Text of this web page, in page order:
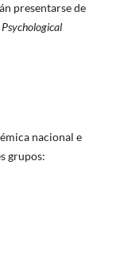
presentarse de
nacional e
grupos: